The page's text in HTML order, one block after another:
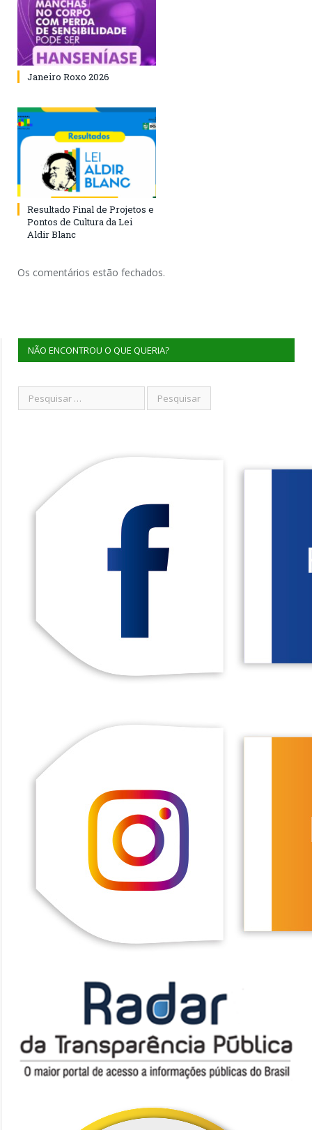
Janeiro Roxo 2026
Resultado Final de Projetos e
Pontos de Cultura da Lei
Aldir Blanc
Os comentários estão fechados.
NÃO ENCONTROU O QUE QUERIA?